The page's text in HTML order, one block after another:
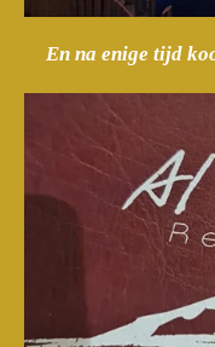
En na enige tijd